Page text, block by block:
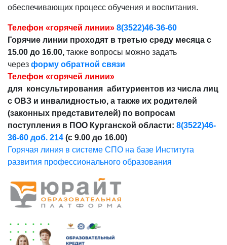
обеспечивающих процесс обучения и воспитания.
Телефон «горячей линии» 8(3522)46-36-60
Горячие линии проходят в третью среду месяца с
15.00 до 16.00, также вопросы можно задать
через форму обратной связи
Телефон «горячей линии»
для консультирования абитуриентов из числа лиц
с ОВЗ и инвалидностью, а также их родителей
(законных представителей) по вопросам
поступления в ПОО Курганской области: 8(3522)46-
36-60 доб. 214 (с 9.00 до 16.00)
Горячая линия в системе СПО на базе Института
развития профессионального образования